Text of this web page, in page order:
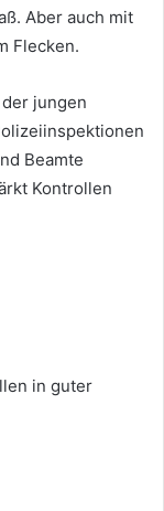
Aber auch mit
Flecken.
jungen
Beamte
Kontrollen
in guter